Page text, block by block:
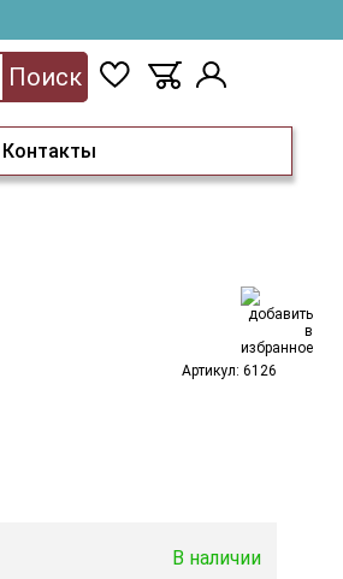
Контакты
Поиск
Артикул: 6126
В наличии